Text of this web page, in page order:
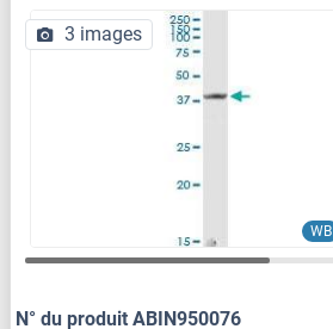
WB
3 images
N° du produit ABIN950076